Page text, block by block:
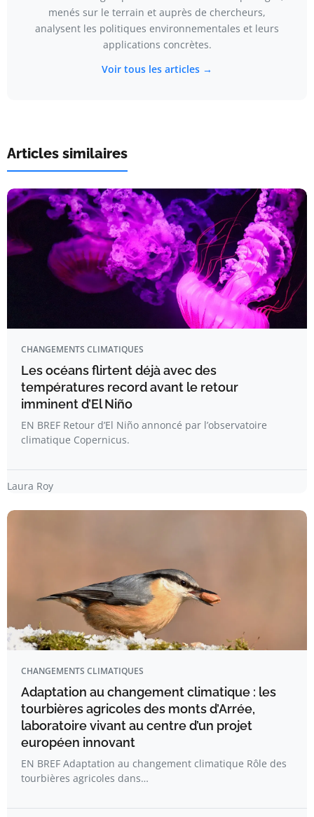
menés sur le terrain et auprès de chercheurs,
analysent les politiques environnementales et leurs
applications concrètes.
Voir tous les articles →
Articles similaires
CHANGEMENTS CLIMATIQUES
Les océans flirtent déjà avec des
températures record avant le retour
imminent d’El Niño
EN BREF Retour d’El Niño annoncé par l’observatoire
climatique Copernicus.
Laura Roy
CHANGEMENTS CLIMATIQUES
Adaptation au changement climatique : les
tourbières agricoles des monts d’Arrée,
laboratoire vivant au centre d’un projet
européen innovant
EN BREF Adaptation au changement climatique Rôle des
tourbières agricoles dans…